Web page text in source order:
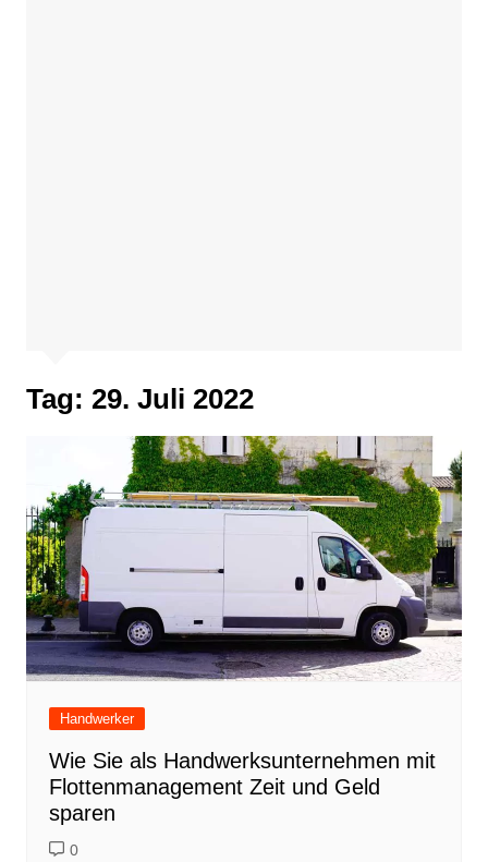
Tag: 29. Juli 2022
Handwerker
Wie Sie als Handwerksunternehmen mit
Flottenmanagement Zeit und Geld
sparen
0